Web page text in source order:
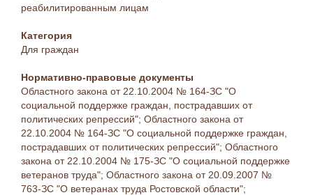
реабилитированным лицам
Категория
Для граждан
Нормативно-правовые документы
Областного закона от 22.10.2004 № 164-ЗС "О
социальной поддержке граждан, пострадавших от
политических репрессий"; Областного закона от
22.10.2004 № 164-ЗС "О социальной поддержке граждан,
пострадавших от политических репрессий"; Областного
закона от 22.10.2004 № 175-ЗС "О социальной поддержке
ветеранов труда"; Областного закона от 20.09.2007 №
763-ЗС "О ветеранах труда Ростовской области";